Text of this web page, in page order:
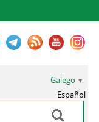
Galego
Español